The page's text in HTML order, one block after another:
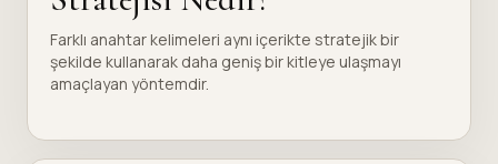
Farklı anahtar kelimeleri aynı içerikte stratejik bir
şekilde kullanarak daha geniş bir kitleye ulaşmayı
amaçlayan yöntemdir.